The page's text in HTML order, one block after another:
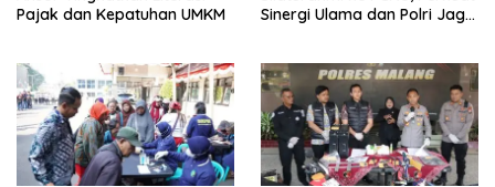
Pajak dan Kepatuhan UMKM
Sinergi Ulama dan Polri Jaga